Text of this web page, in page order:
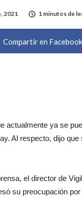
2021 1 minutos de
Compartir en Facebook
actualmente ya se
Al respecto, dijo
el director de
su preocupación